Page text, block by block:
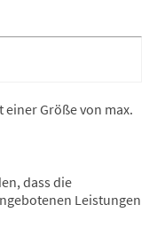
einer Größe von max.
dass die
Leistungen